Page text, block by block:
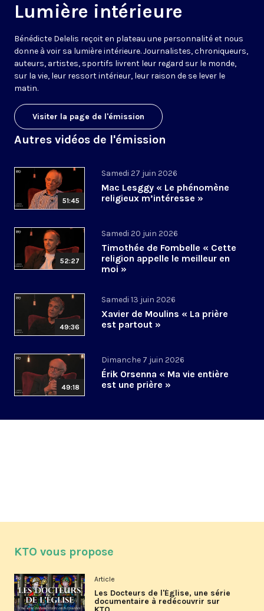
Lumière intérieure
Bénédicte Delelis reçoit en plateau une personnalité et nous
donne à voir sa lumière intérieure. Journalistes, chroniqueurs,
auteurs, artistes, sportifs livrent leur regard sur le monde,
sur la vie, leur ressort intérieur, leur raison de se lever le
matin.
Visiter la page de l'émission
Autres vidéos de l'émission
51:45
Samedi 27 juin 2026
Mac Lesggy « Le phénomène
religieux m’intéresse »
52:27
Samedi 20 juin 2026
Timothée de Fombelle « Cette
religion appelle le meilleur en
moi »
49:36
Samedi 13 juin 2026
Xavier de Moulins « La prière
est partout »
49:18
Dimanche 7 juin 2026
Érik Orsenna « Ma vie entière
est une prière »
KTO vous propose
Article
Les Docteurs de l'Église, une série
documentaire à redécouvrir sur